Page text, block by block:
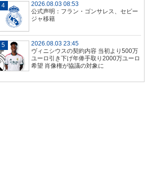
2026.08.03 08:53
公式声明：フラン・ゴンサレス、セビー
ジャ移籍
2026.08.03 23:45
ヴィニシウスの契約内容 当初より500万
ユーロ引き下げ年俸手取り2000万ユーロ
希望 肖像権が協議の対象に